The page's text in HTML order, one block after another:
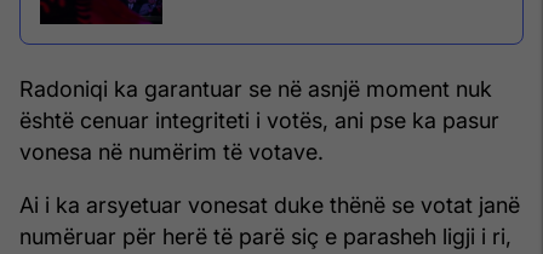
Radoniqi ka garantuar se në asnjë moment nuk
është cenuar integriteti i votës, ani pse ka pasur
vonesa në numërim të votave.
Ai i ka arsyetuar vonesat duke thënë se votat janë
numëruar për herë të parë siç e parasheh ligji i ri,